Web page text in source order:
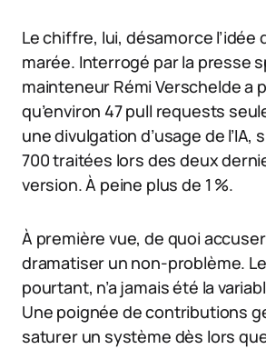
Le chiffre, lui, désamorce l’idée
marée. Interrogé par la presse
mainteneur Rémi Verschelde a
qu’environ 47 pull requests
une divulgation d’usage de l’IA,
700 traitées lors des deux
version. À peine plus de 1 %.
À première vue, de quoi
dramatiser un non-problème.
pourtant, n’a jamais été la
Une poignée de contributions
saturer un système dès lors